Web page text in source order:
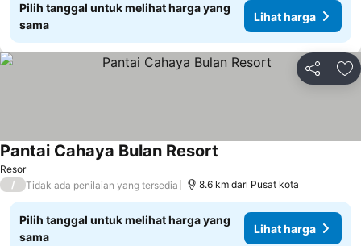
Pilih tanggal untuk melihat harga yang
sama
Lihat harga
Bagikan
Resor
Pantai Cahaya Bulan Resort
/ Tidak ada penilaian yang tersedia 8.6 km dari Pusat kota
Pilih tanggal untuk melihat harga yang
sama
Lihat harga